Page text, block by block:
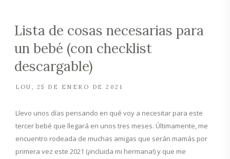
Lista de cosas necesarias para
un bebé (con checklist
descargable)
LOU 25 DE ENERO DE 2021
Llevo unos días pensando en qué voy a necesitar para este
tercer bebé que llegará en unos tres meses. Últimamente, me
encuentro rodeada de muchas amigas que serán mamás por
primera vez este 2021 (¡incluida mi hermana!) y que me